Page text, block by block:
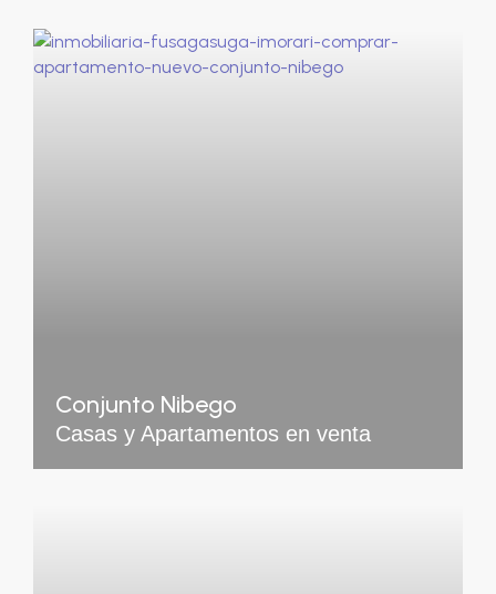
Conjunto Nibego
Casas y Apartamentos en venta